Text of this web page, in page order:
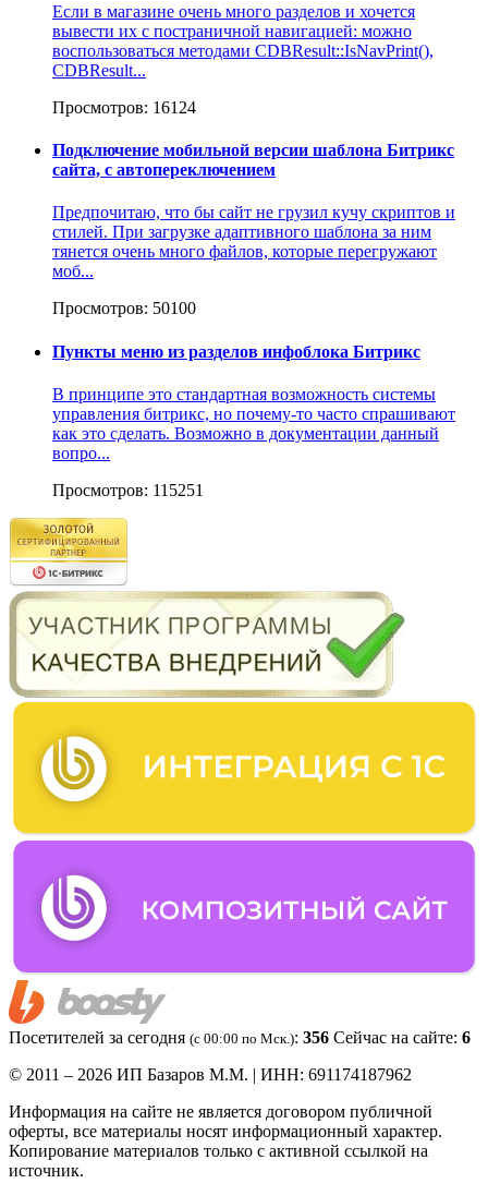
Если в магазине очень много разделов и хочется
вывести их с постраничной навигацией: можно
воспользоваться методами CDBResult::IsNavPrint(),
CDBResult...
Просмотров: 16124
Подключение мобильной версии шаблона Битрикс
сайта, с автопереключением
Предпочитаю, что бы сайт не грузил кучу скриптов и
стилей. При загрузке адаптивного шаблона за ним
тянется очень много файлов, которые перегружают
моб...
Просмотров: 50100
Пункты меню из разделов инфоблока Битрикс
В принципе это стандартная возможность системы
управления битрикс, но почему-то часто спрашивают
как это сделать. Возможно в документации данный
вопро...
Просмотров: 115251
Посетителей за сегодня (c 00:00 по Мск.): 356 Сейчас на сайте: 6
© 2011 – 2026 ИП Базаров М.М. | ИНН: 691174187962
Информация на сайте не является договором публичной
оферты, все материалы носят информационный характер.
Копирование материалов только с активной ссылкой на
источник.